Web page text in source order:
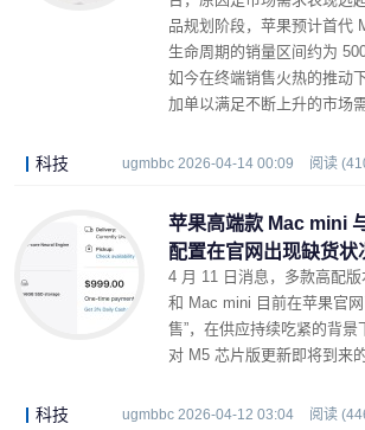
品规划阶段，苹果预计首代
生命周期的销量区间约为
如今在终端销售火热的推动
加单以满足不断上升的市场需
科技 ugmbbc 2026-04-14 00:09 阅读
苹果高端款 Mac mini
配置在官网出现缺货状
4 月 11 日消息，多款高配
和 Mac mini 目前在苹果官
售”，在供应持续吃紧的背景
对 M5 芯片版更新即将到来的
科技 ugmbbc 2026-04-12 03:04 阅读